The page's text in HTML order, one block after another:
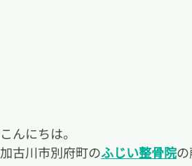
こんにちは。
加古川市別府町のふじい整骨院の